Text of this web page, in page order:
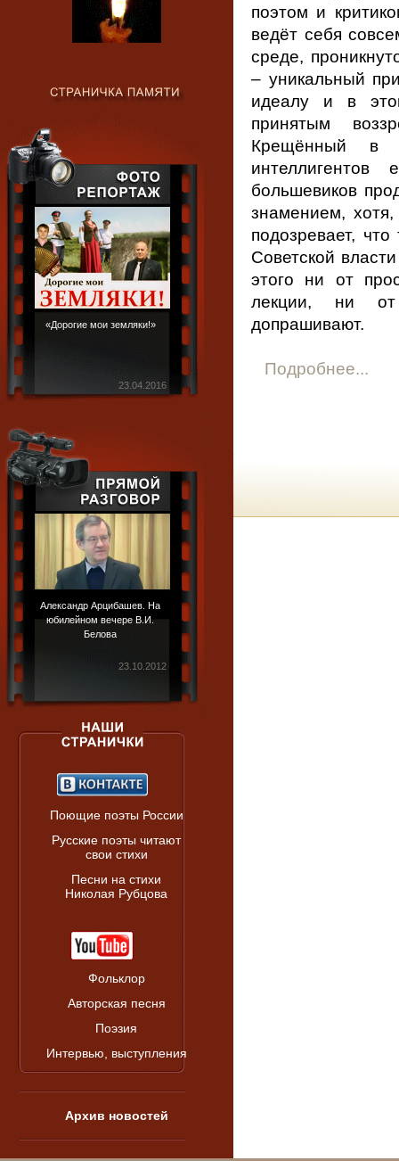
«Дорогие мои земляки!»
23.04.2016
Александр Арцибашев. На
юбилейном вечере В.И.
Белова
23.10.2012
Поющие поэты России
Русские поэты читают
свои стихи
Песни на стихи
Николая Рубцова
Фольклор
Авторская песня
Поэзия
Интервью, выступления
Архив новостей
поэтом и
ведёт себя
среде,
– уникальный
идеалу и в
принятым
Крещённый в
большевиков
знамением,
подозревает,
Советской
этого ни от
лекции, ни от
допрашивают.
Подробнее...